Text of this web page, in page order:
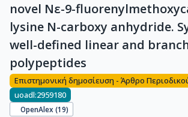
novel Nε-9-
lysine N-carboxy anhydride.
well-defined linear and
polypeptides
Επιστημονική δημοσίευση - Άρθρο
uoadl:2959180
OpenAlex (19)